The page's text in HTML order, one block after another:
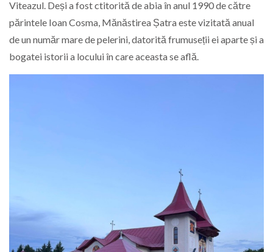
Viteazul. Deși a fost ctitorită de abia în anul 1990 de către
părintele Ioan Cosma, Mănăstirea Șatra este vizitată anual
de un număr mare de pelerini, datorită frumuseții ei aparte și a
bogatei istorii a locului în care aceasta se află.